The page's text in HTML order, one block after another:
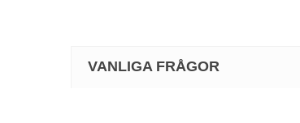
VANLIGA FRÅGOR